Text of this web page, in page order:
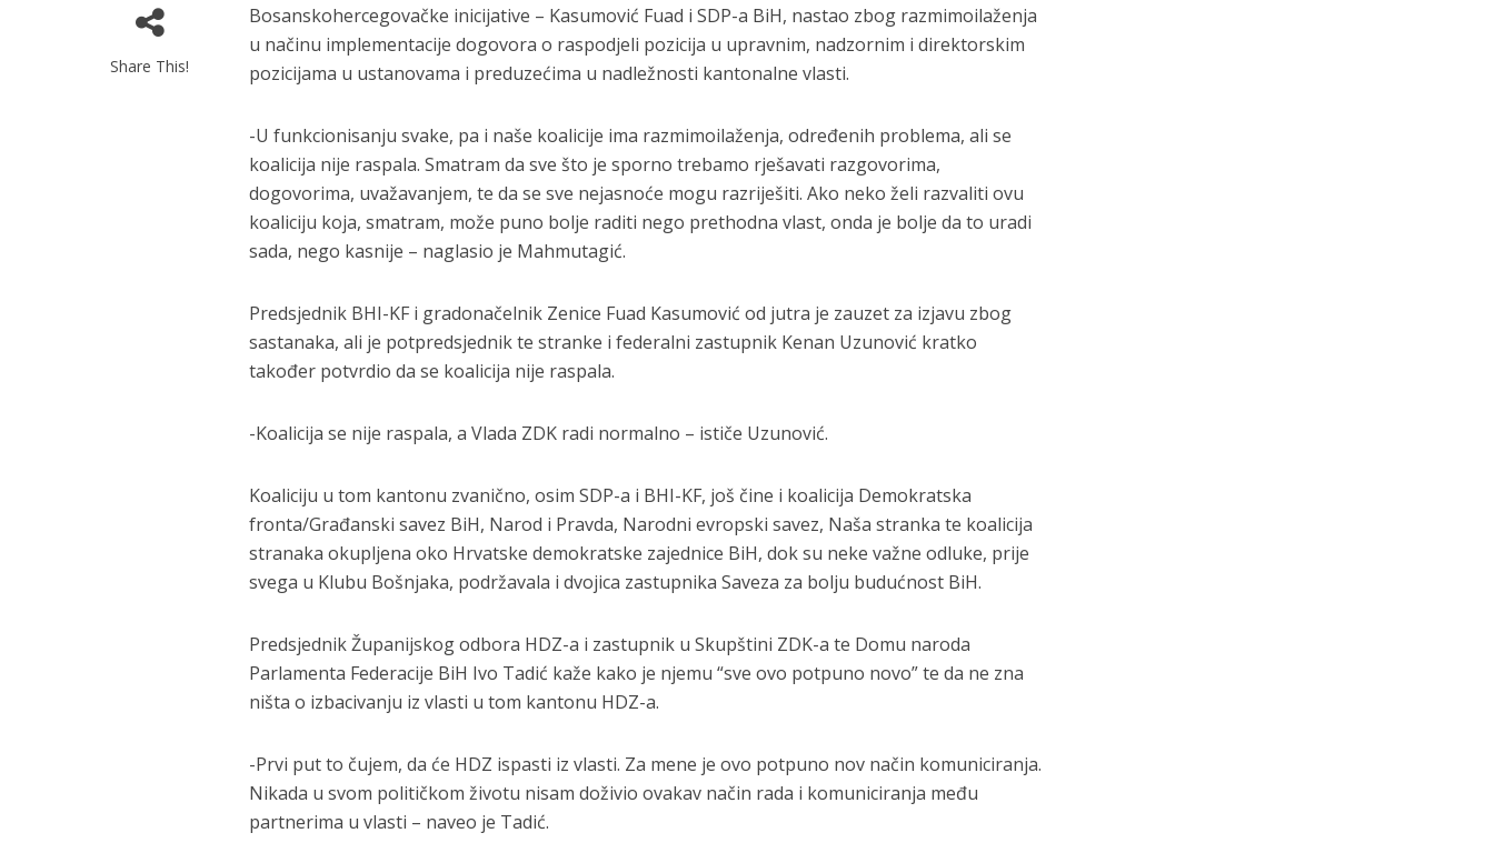
Share This!
Bosanskohercegovačke inicijative – Kasumović Fuad i SDP-a BiH, nastao zbog razmimoilaženja
u načinu implementacije dogovora o raspodjeli pozicija u upravnim, nadzornim i direktorskim
pozicijama u ustanovama i preduzećima u nadležnosti kantonalne vlasti.
-U funkcionisanju svake, pa i naše koalicije ima razmimoilaženja, određenih problema, ali se
koalicija nije raspala. Smatram da sve što je sporno trebamo rješavati razgovorima,
dogovorima, uvažavanjem, te da se sve nejasnoće mogu razriješiti. Ako neko želi razvaliti ovu
koaliciju koja, smatram, može puno bolje raditi nego prethodna vlast, onda je bolje da to uradi
sada, nego kasnije – naglasio je Mahmutagić.
Predsjednik BHI-KF i gradonačelnik Zenice Fuad Kasumović od jutra je zauzet za izjavu zbog
sastanaka, ali je potpredsjednik te stranke i federalni zastupnik Kenan Uzunović kratko
također potvrdio da se koalicija nije raspala.
-Koalicija se nije raspala, a Vlada ZDK radi normalno – ističe Uzunović.
Koaliciju u tom kantonu zvanično, osim SDP-a i BHI-KF, još čine i koalicija Demokratska
fronta/Građanski savez BiH, Narod i Pravda, Narodni evropski savez, Naša stranka te koalicija
stranaka okupljena oko Hrvatske demokratske zajednice BiH, dok su neke važne odluke, prije
svega u Klubu Bošnjaka, podržavala i dvojica zastupnika Saveza za bolju budućnost BiH.
Predsjednik Županijskog odbora HDZ-a i zastupnik u Skupštini ZDK-a te Domu naroda
Parlamenta Federacije BiH Ivo Tadić kaže kako je njemu “sve ovo potpuno novo” te da ne zna
ništa o izbacivanju iz vlasti u tom kantonu HDZ-a.
-Prvi put to čujem, da će HDZ ispasti iz vlasti. Za mene je ovo potpuno nov način komuniciranja.
Nikada u svom političkom životu nisam doživio ovakav način rada i komuniciranja među
partnerima u vlasti – naveo je Tadić.